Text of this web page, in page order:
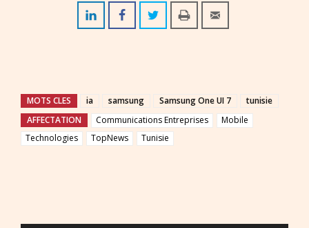
MOTS CLES ia samsung Samsung One UI 7
tunisie
AFFECTATION
Communications Entreprises
Mobile
Technologies
TopNews Tunisie